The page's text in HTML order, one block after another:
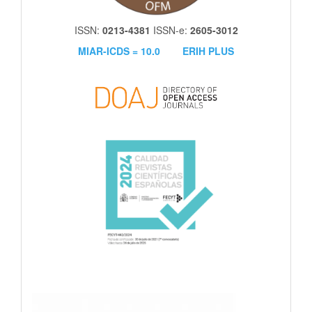
ISSN: 0213-4381 ISSN-e: 2605-3012
MIAR-ICDS = 10.0
ERIH PLUS